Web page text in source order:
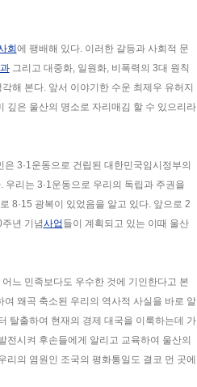
회 에 팽배해 있다. 이러한 갈등과 사회적 문
그리고 대중화, 일원화, 비폭력의 3대 원칙
해 본다. 앞서 이야기한 수운 최제우 유허지
깊은 울산의 명소로 자리매김 할 수 있으리라
3·1운동으로 건립된 대한민국임시정부의
우리는 3·1운동으로 우리의 독립과 주권을
8·15 광복이 있었음을 알고 있다. 앞으로 2
년 기념사업 들이 계획되고 있는 이때 울산
느 민족보다도 우수한 것에 기인한다고 본
왜곡 축소된 우리의 역사적 사실을 바로 알
탈출하여 현재의 경제 대국을 이룩하는데 가
전시켜 후손들에게 알리고 교육하여 울산의
의 염원인 조국의 평화통일도 결코 먼 곳에